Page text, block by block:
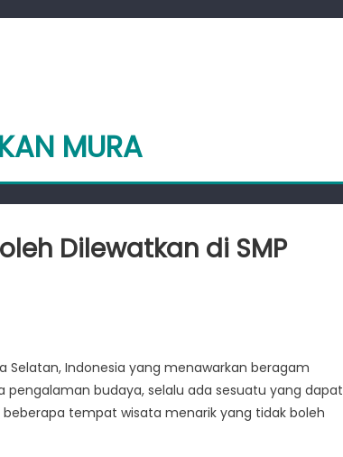
MURA
Dilewatkan di SMP
Selatan, Indonesia yang menawarkan beragam
budaya, selalu ada sesuatu yang dapat
tempat wisata menarik yang tidak boleh